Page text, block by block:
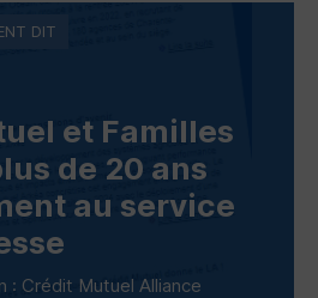
et Familles
de 20 ans
au service
: Crédit Mutuel Alliance
DIT